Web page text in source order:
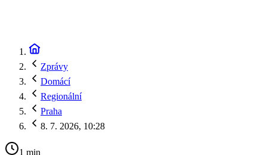
Zprávy
Domácí
Regionální
Praha
8. 7. 2026, 10:28
1 min